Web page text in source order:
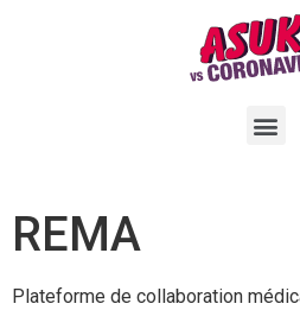
REMA
Plateforme de collaboration